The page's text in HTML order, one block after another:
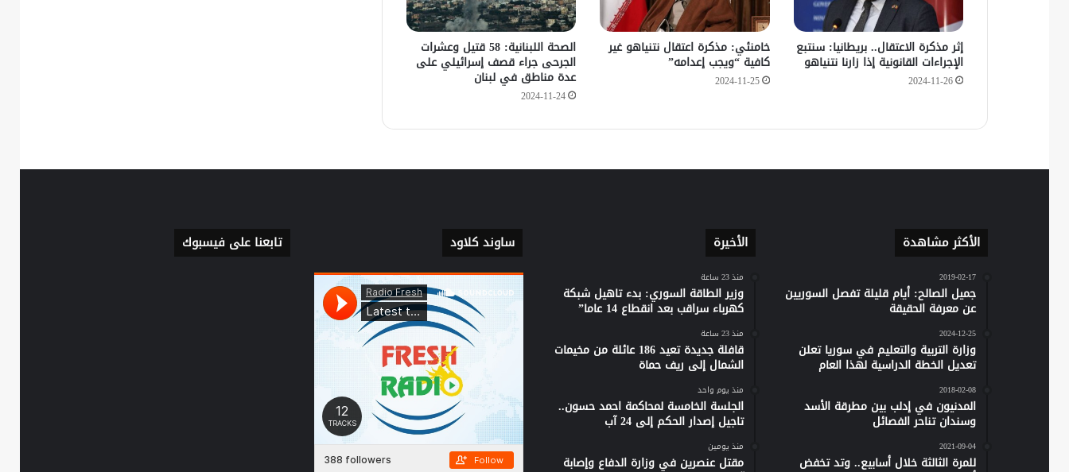
14 شهيد جراء قصف إسرائيلي على
قطاع غزة
إثر مذكرة الاعتقال.. بريطانيا: سنتبع
الإجراءات القانونية إذا زارنا نتنياهو
2024-11-26
خامنئي: مذكرة اعتقال نتنياهو غير
كافية “ويجب إعدامه”
2024-11-25
الصحة اللبنانية: 58 قتيل وعشرات
الجرحى جراء قصف إسرائيلي على
عدة مناطق في لبنان
2024-11-24
الأكثر مشاهدة
2019-02-17
جميل الصالح: أيام قليلة تفصل السوريين
عن معرفة الحقيقة
2024-12-25
وزارة التربية والتعليم في سوريا تعلن
تعديل الخطة الدراسية لهذا العام
2018-02-08
المدنيون في إدلب بين مطرقة الأسد
وسندان تناحر الفصائل
2021-09-04
للمرة الثالثة خلال أسابيع.. وتد تخفض
الأخيرة
منذ 23 ساعة
وزير الطاقة السوري: بدء تاهيل شبكة
كهرباء سراقب بعد انقطاع 14 عاما”
منذ 23 ساعة
قافلة جديدة تعيد 186 عائلة من مخيمات
الشمال إلى ريف حماة
منذ يوم واحد
الجلسة الخامسة لمحاكمة احمد حسون..
تاجيل إصدار الحكم إلى 24 آب
منذ يومين
مقتل عنصرين في وزارة الدفاع وإصابة
ساوند كلاود تابعنا على فيسبوك